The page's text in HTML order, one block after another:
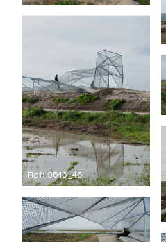
Ref: 9516_45